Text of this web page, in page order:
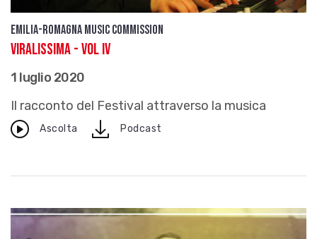
Emilia-Romagna Music Commission
Viralissima - Vol IV
1 luglio 2020
Il racconto del Festival attraverso la musica
Ascolta downloadPodcast